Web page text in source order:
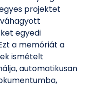
projektet
egyedi
a memóriát a
ismételt
automatikusan